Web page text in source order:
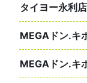
タイヨー永利店
MEGAドン.キ
MEGAドン.キ